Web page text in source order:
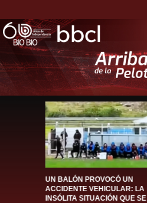
UN BALÓN PROVOCÓ UN
ACCIDENTE VEHICULAR: LA
INSÓLITA SITUACIÓN QUE SE